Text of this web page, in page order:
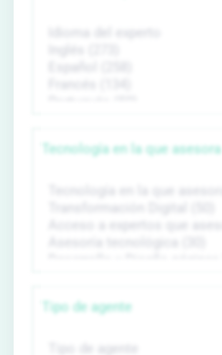
Tecnología en la que asesora
Tipo de agente